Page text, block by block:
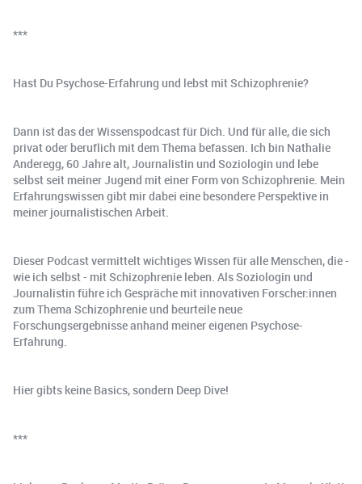
***
Hast Du Psychose-Erfahrung und lebst mit Schizophrenie?
Dann ist das der Wissenspodcast für Dich. Und für alle, die sich
privat oder beruflich mit dem Thema befassen. Ich bin Nathalie
Anderegg, 60 Jahre alt, Journalistin und Soziologin und lebe
selbst seit meiner Jugend mit einer Form von Schizophrenie. Mein
Erfahrungswissen gibt mir dabei eine besondere Perspektive in
meiner journalistischen Arbeit.
Dieser Podcast vermittelt wichtiges Wissen für alle Menschen, die -
wie ich selbst - mit Schizophrenie leben. Als Soziologin und
Journalistin führe ich Gespräche mit innovativen Forscher:innen
zum Thema Schizophrenie und beurteile neue
Forschungsergebnisse anhand meiner eigenen Psychose-
Erfahrung.
Hier gibts keine Basics, sondern Deep Dive!
***